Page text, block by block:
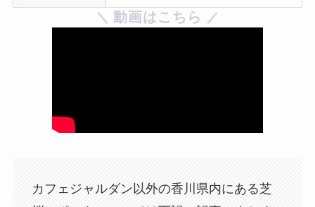
動画はこちら
カフェジャルダン以外の香川県内にある芝